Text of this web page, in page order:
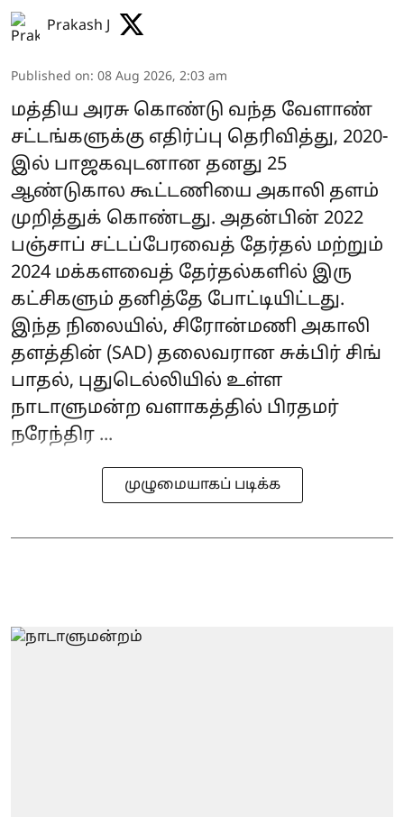
Prakash J
Published on: 08 Aug 2026, 2:03 am
மத்திய அரசு கொண்டு வந்த வேளாண்
சட்டங்களுக்கு எதிர்ப்பு தெரிவித்து, 2020-
இல் பாஜகவுடனான தனது 25
ஆண்டுகால கூட்டணியை அகாலி தளம்
முறித்துக் கொண்டது. அதன்பின் 2022
பஞ்சாப் சட்டப்பேரவைத் தேர்தல் மற்றும்
2024 மக்களவைத் தேர்தல்களில் இரு
கட்சிகளும் தனித்தே போட்டியிட்டது.
இந்த நிலையில், சிரோன்மணி அகாலி
தளத்தின் (SAD) தலைவரான சுக்பிர் சிங்
பாதல், புதுடெல்லியில் உள்ள
நாடாளுமன்ற வளாகத்தில் பிரதமர்
நரேந்திர ...
முழுமையாகப் படிக்க